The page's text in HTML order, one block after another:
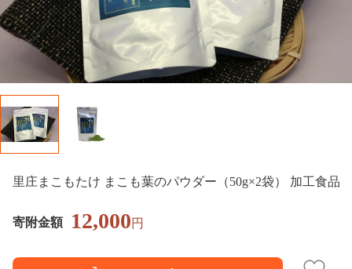
里庄まこもたけ まこも葉のパウダー（50g×2袋） 加工食品
寄附金額 12,000円